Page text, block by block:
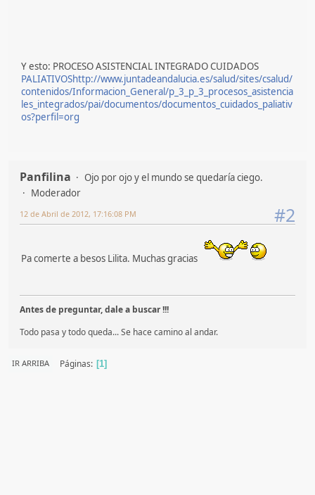
Y esto: PROCESO ASISTENCIAL INTEGRADO CUIDADOS
PALIATIVOShttp://www.juntadeandalucia.es/salud/sites/csalud/
contenidos/Informacion_General/p_3_p_3_procesos_asistencia
les_integrados/pai/documentos/documentos_cuidados_paliativ
os?perfil=org
Panfilina
Ojo por ojo y el mundo se quedaría ciego.
Moderador
#2
12 de Abril de 2012, 17:16:08 PM
Pa comerte a besos Lilita. Muchas gracias
Antes de preguntar, dale a buscar !!!
Todo pasa y todo queda... Se hace camino al andar.
IR ARRIBA Páginas 1